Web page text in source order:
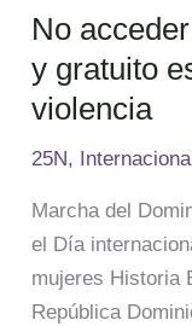
No
y gratuito
violencia
25N,
Marcha del
el Día
mujeres Historia
República